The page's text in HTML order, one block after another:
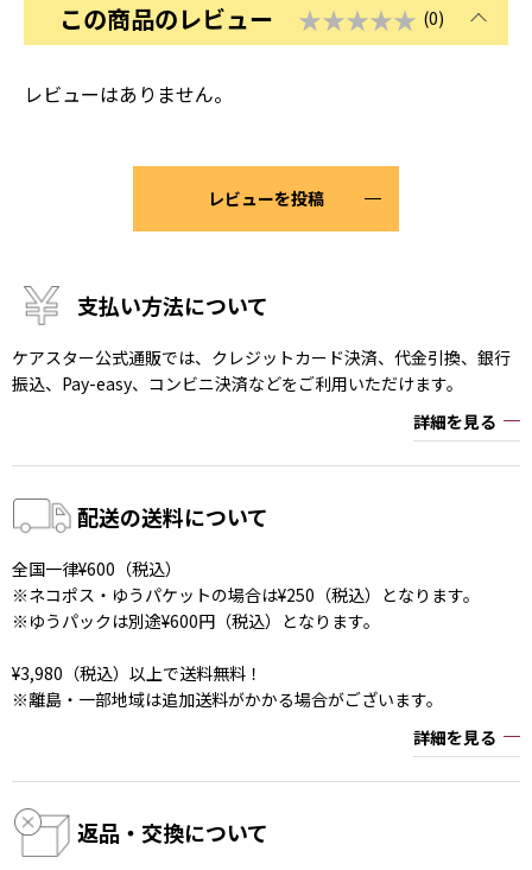
この商品のレビュー ★★★★★ (0)
レビューはありません。
レビューを投稿
支払い方法について
ケアスター公式通販では、クレジットカード決済、代金引換、銀行
振込、Pay-easy、コンビニ決済などをご利用いただけます。
詳細を見る
配送の送料について
全国一律¥600（税込）
※ネコポス・ゆうパケットの場合は¥250（税込）となります。
※ゆうパックは別途¥600円（税込）となります。
¥3,980（税込）以上で送料無料！
※離島・一部地域は追加送料がかかる場合がございます。
詳細を見る
返品・交換について